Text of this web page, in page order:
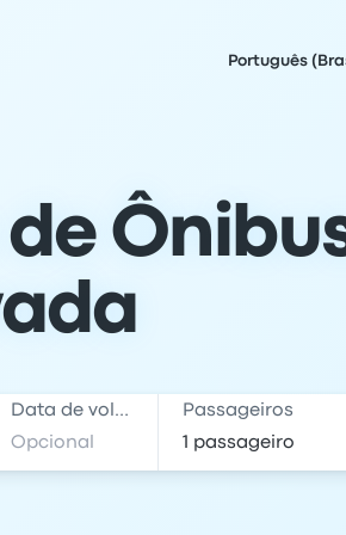
Português
Data de volta Passageiros